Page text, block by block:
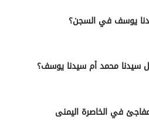
يوسف في السجن؟
سيدنا محمد أم سيدنا يوسف؟
في الخاصرة اليمنى